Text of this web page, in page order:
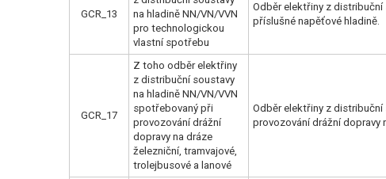
GCR_13
na hladině NN/VN/VVN
pro technologickou
vlastní spotřebu
Odběr elektřiny z
příslušné napěťové hladině.
GCR_17
Z toho odběr elektřiny
z distribuční soustavy
na hladině NN/VN/VVN
spotřebovaný při
provozování drážní
dopravy na dráze
železniční, tramvajové,
trolejbusové a lanové
Odběr elektřiny z
provozování drážní dopravy